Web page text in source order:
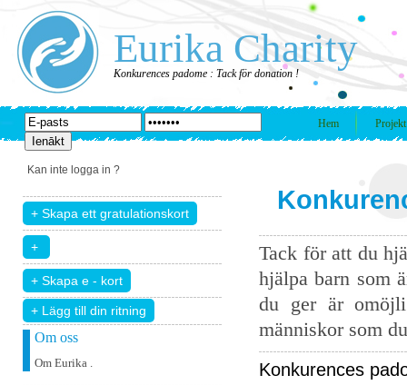
Eurika Charity
Konkurences padome : Tack för donation !
Hem Projekt
Kan inte logga in ?
+ Lägg till din ritning
Om oss
Om Eurika .
Tack för att du
hjälpa barn som
du ger är
människor som
Konkurences